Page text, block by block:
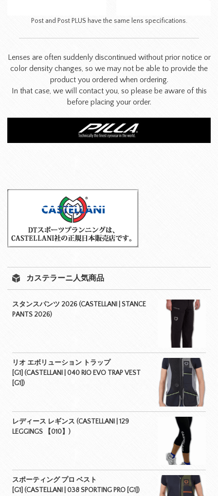
Post and Post PLUS have the same lens specifications.
Lenses are often suddenly discontinued without prior notice or
color density changes, so we may not be able to provide the
product you ordered when ordering.
In that case, we will contact you, so please be aware of this
before placing your order.
カステラーニ人気商品
スタンスパンツ 2026 (CASTELLANI | STANCE
PANTS 2026)
リオ エボリューション トラップ
[G1] (CASTELLANI | 040 RIO EVO TRAP VEST
[G1])
レディース レギンス (CASTELLANI | 129
LEGGINGS 【010】)
スポーティング プロ ベスト
[G1] (CASTELLANI | 038 SPORTING PRO [G1])